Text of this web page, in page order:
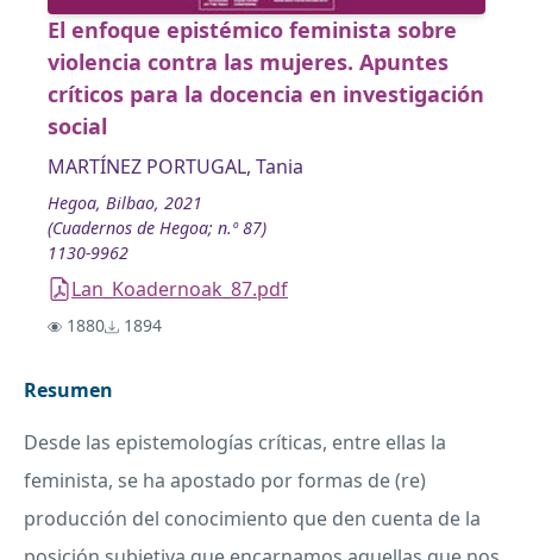
El enfoque epistémico feminista sobre
violencia contra las mujeres. Apuntes
críticos para la docencia en investigación
social
MARTÍNEZ PORTUGAL, Tania
Hegoa, Bilbao, 2021
(Cuadernos de Hegoa; n.º 87)
1130-9962
Lan_Koadernoak_87.pdf
1880 1894
Resumen
Desde las epistemologías críticas, entre ellas la
feminista, se ha apostado por formas de (re)
producción del conocimiento que den cuenta de la